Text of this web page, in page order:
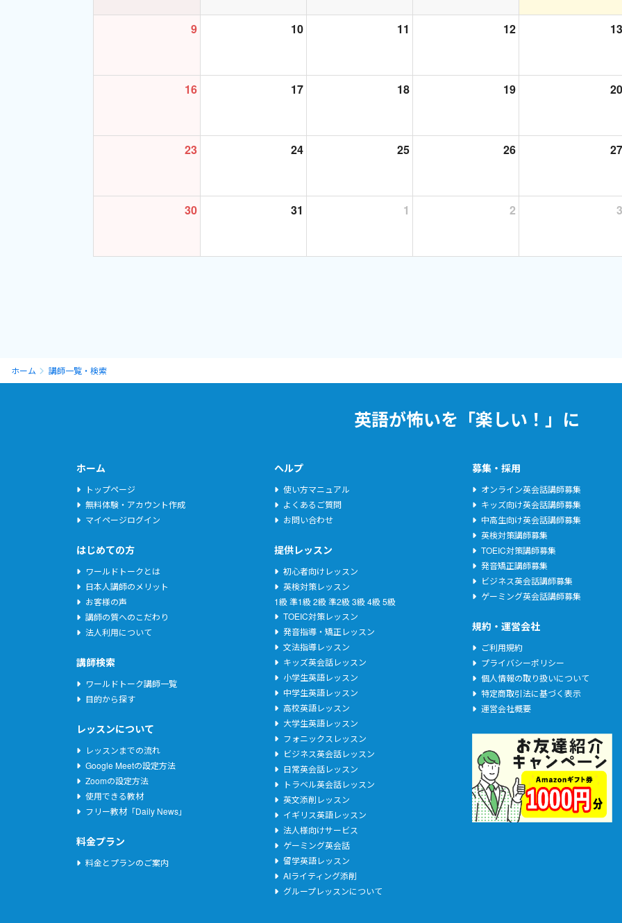
9 10 11 12 13
16 17 18 19 20
23 24 25 26 27
30 31 1 2 3
ホーム 講師一覧・検索
英語が怖いを「楽しい！」に
ホーム
トップページ
無料体験・アカウント作成
マイページログイン
はじめての方
ワールドトークとは
日本人講師のメリット
お客様の声
講師の質へのこだわり
法人利用について
講師検索
ワールドトーク講師一覧
目的から探す
レッスンについて
レッスンまでの流れ
Google Meetの設定方法
Zoomの設定方法
使用できる教材
フリー教材「Daily News」
料金プラン
料金とプランのご案内
ヘルプ
使い方マニュアル
よくあるご質問
お問い合わせ
提供レッスン
初心者向けレッスン
英検対策レッスン
1級 準1級 2級 準2級 3級 4級 5級
TOEIC対策レッスン
発音指導・矯正レッスン
文法指導レッスン
キッズ英会話レッスン
小学生英語レッスン
中学生英語レッスン
高校英語レッスン
大学生英語レッスン
フォニックスレッスン
ビジネス英会話レッスン
日常英会話レッスン
トラベル英会話レッスン
英文添削レッスン
イギリス英語レッスン
法人様向けサービス
ゲーミング英会話
留学英語レッスン
AIライティング添削
グループレッスンについて
募集・採用
オンライン英会話講師募集
キッズ向け英会話講師募集
中高生向け英会話講師募集
英検対策講師募集
TOEIC対策講師募集
発音矯正講師募集
ビジネス英会話講師募集
ゲーミング英会話講師募集
規約・運営会社
ご利用規約
プライバシーポリシー
個人情報の取り扱いについて
特定商取引法に基づく表示
運営会社概要